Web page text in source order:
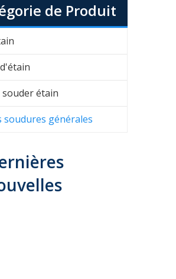
de Produit
souder étain
soudures générales